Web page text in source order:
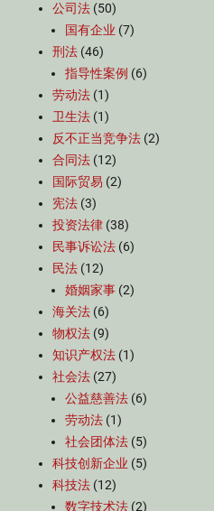
公司法 (50)
国有企业 (7)
刑法 (46)
指导性案例 (6)
劳动法 (1)
卫生法 (1)
反不正当竞争法 (2)
合同法 (12)
国际贸易 (2)
宪法 (3)
投资法律 (38)
民事诉讼法 (6)
民法 (12)
婚姻家事 (2)
海关法 (6)
物权法 (9)
知识产权法 (1)
社会法 (27)
公益慈善法 (6)
劳动法 (1)
社会团体法 (5)
科技创新企业 (5)
科技法 (12)
数字技术法 (2)